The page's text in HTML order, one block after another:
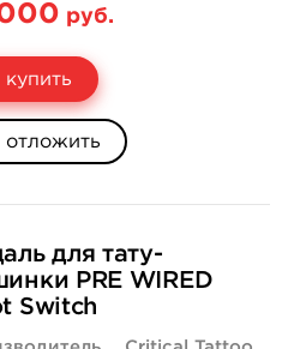
руб.
купить
отложить
для тату-
PRE WIRED
Switch